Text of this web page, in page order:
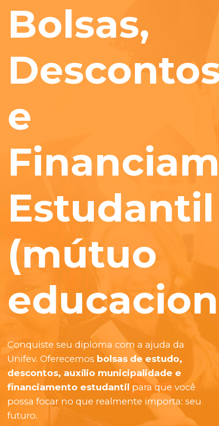
Bolsas,
e
Estudantil
(mútuo
Conquiste seu diploma com a ajuda da
Unifev. Oferecemos bolsas de estudo,
descontos, auxílio municipalidade e
financiamento estudantil para que você
possa focar no que realmente importa: seu
futuro.